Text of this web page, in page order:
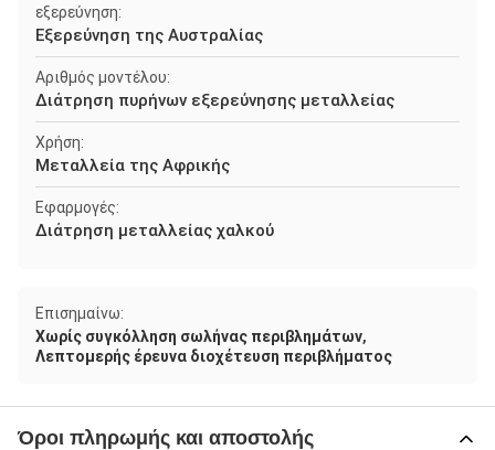
εξερεύνηση:
Εξερεύνηση της Αυστραλίας
Αριθμός μοντέλου:
Διάτρηση πυρήνων εξερεύνησης μεταλλείας
Χρήση:
Μεταλλεία της Αφρικής
Εφαρμογές:
Διάτρηση μεταλλείας χαλκού
Επισημαίνω:
Χωρίς συγκόλληση σωλήνας περιβλημάτων,
Λεπτομερής έρευνα διοχέτευση περιβλήματος
Όροι πληρωμής και αποστολής